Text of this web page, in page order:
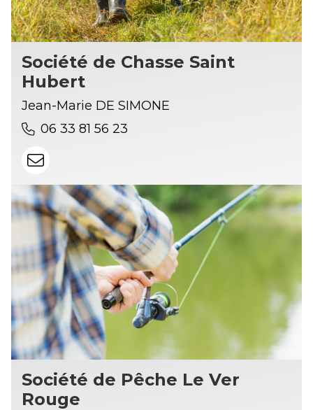
Société de Chasse Saint
Hubert
Jean-Marie DE SIMONE
06 33 81 56 23
Société de Pêche Le Ver
Rouge